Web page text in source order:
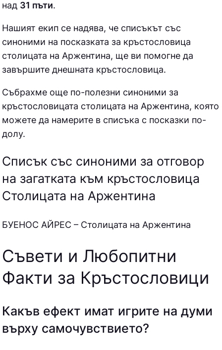
над 31 пъти.
Нашият екип се надява, че списъкът със
синоними на посказката за кръстословица
столицата на Аржентина, ще ви помогне да
завършите днешната кръстословица.
Събрахме още по-полезни синоними за
кръстословицата столицата на Аржентина, която
можете да намерите в списъка с посказки по-
долу.
Списък със синоними за отговор
на загатката към кръстословица
Столицата на Аржентина
БУЕНОС АЙРЕС – Столицата на Аржентина
Съвети и Любопитни
Факти за Кръстословици
Какъв ефект имат игрите на думи
върху самочувствието?